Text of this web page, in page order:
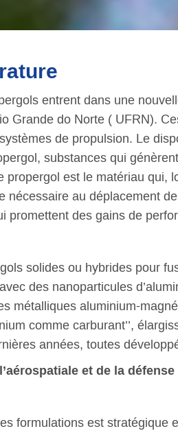
entrent dans une
Grande do Norte ( UFRN).
de propulsion. Le
substances qui
est le matériau qui,
au déplacement
promettent des gains de
solides ou hybrides pour
des nanoparticules
métalliques aluminium-
comme carburant’’,
années, toutes
et de la défense
formulations est